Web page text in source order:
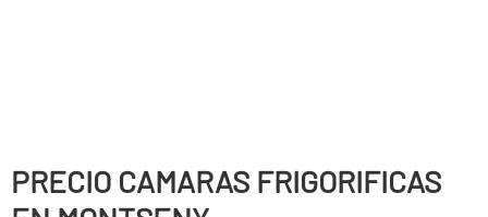
PRECIO CAMARAS FRIGORIFICAS